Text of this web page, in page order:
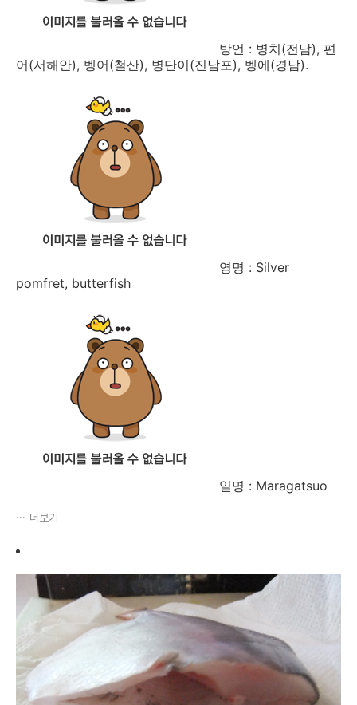
방언 : 병치(전남), 편
어(서해안), 벵어(철산), 병단이(진남포), 벵에(경남).
영명 : Silver
pomfret, butterfish
일명 : Maragatsuo
더보기